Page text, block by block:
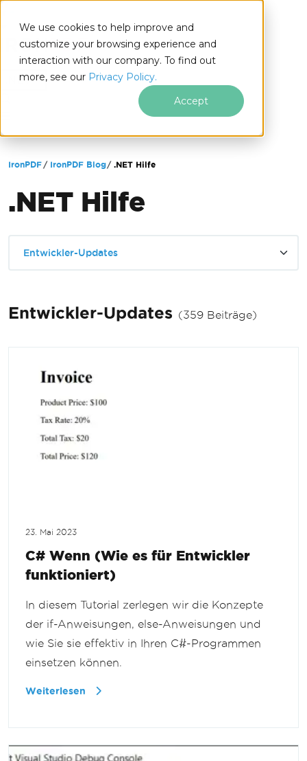
We use cookies to help improve and
customize your browsing experience and
interaction with our company. To find out
more, see our Privacy Policy.
Accept
.NET
Zum Fußzeileninhalt springen
IronPDF IronPDF Blog .NET Hilfe
.NET Hilfe
Entwickler-Updates
Entwickler-Updates (359 Beiträge)
23. Mai 2023
C# Wenn (Wie es für Entwickler
funktioniert)
In diesem Tutorial zerlegen wir die Konzepte
der if-Anweisungen, else-Anweisungen und
wie Sie sie effektiv in Ihren C#-Programmen
einsetzen können.
Weiterlesen